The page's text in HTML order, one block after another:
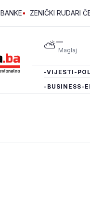
ZENIČKI RUDARI ČETVRTU
⛅—
-VIJESTI -
-BUSINESS-